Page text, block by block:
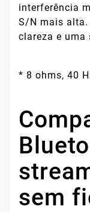
interferência
S/N mais alta.
clareza e uma
* 8 ohms, 40
sem